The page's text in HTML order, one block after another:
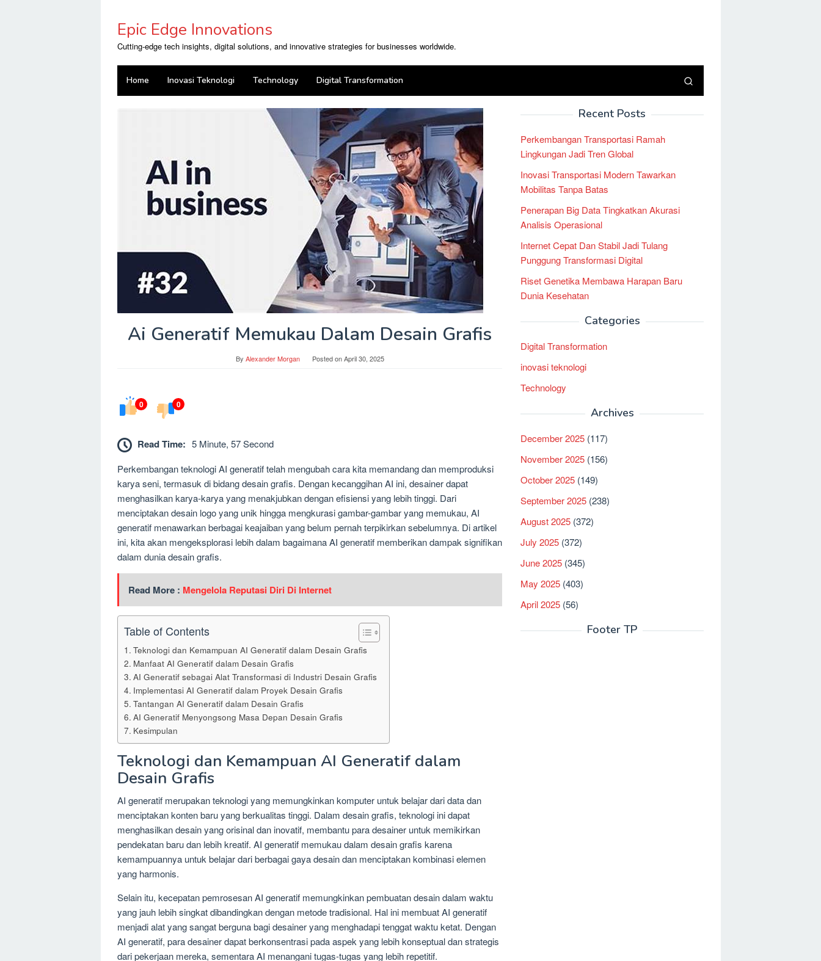
contentEpic Edge Innovations
Cutting-edge tech insights, digital solutions, and innovative strategies for businesses worldwide.
Home Inovasi Teknologi Technology Digital Transformation
Ai Generatif Memukau Dalam Desain Grafis
By Alexander Morgan Posted onApril 30, 2025
0 0
Read Time: 5 Minute, 57 Second
Perkembangan teknologi AI generatif telah mengubah cara kita memandang dan memproduksi
karya seni, termasuk di bidang desain grafis. Dengan kecanggihan AI ini, desainer dapat
menghasilkan karya-karya yang menakjubkan dengan efisiensi yang lebih tinggi. Dari
menciptakan desain logo yang unik hingga mengkurasi gambar-gambar yang memukau, AI
generatif menawarkan berbagai keajaiban yang belum pernah terpikirkan sebelumnya. Di artikel
ini, kita akan mengeksplorasi lebih dalam bagaimana AI generatif memberikan dampak signifikan
dalam dunia desain grafis.
Read More : Mengelola Reputasi Diri Di Internet
Table of Contents
Teknologi dan Kemampuan AI Generatif dalam Desain Grafis
Manfaat AI Generatif dalam Desain Grafis
AI Generatif sebagai Alat Transformasi di Industri Desain Grafis
Implementasi AI Generatif dalam Proyek Desain Grafis
Tantangan AI Generatif dalam Desain Grafis
AI Generatif Menyongsong Masa Depan Desain Grafis
Kesimpulan
Teknologi dan Kemampuan AI Generatif dalam
Desain Grafis
AI generatif merupakan teknologi yang memungkinkan komputer untuk belajar dari data dan
menciptakan konten baru yang berkualitas tinggi. Dalam desain grafis, teknologi ini dapat
menghasilkan desain yang orisinal dan inovatif, membantu para desainer untuk memikirkan
pendekatan baru dan lebih kreatif. AI generatif memukau dalam desain grafis karena
kemampuannya untuk belajar dari berbagai gaya desain dan menciptakan kombinasi elemen
yang harmonis.
Selain itu, kecepatan pemrosesan AI generatif memungkinkan pembuatan desain dalam waktu
yang jauh lebih singkat dibandingkan dengan metode tradisional. Hal ini membuat AI generatif
menjadi alat yang sangat berguna bagi desainer yang menghadapi tenggat waktu ketat. Dengan
AI generatif, para desainer dapat berkonsentrasi pada aspek yang lebih konseptual dan strategis
dari pekerjaan mereka, sementara AI menangani tugas-tugas yang lebih repetitif.
Recent Posts
Perkembangan Transportasi Ramah
Lingkungan Jadi Tren Global
Inovasi Transportasi Modern Tawarkan
Mobilitas Tanpa Batas
Penerapan Big Data Tingkatkan Akurasi
Analisis Operasional
Internet Cepat Dan Stabil Jadi Tulang
Punggung Transformasi Digital
Riset Genetika Membawa Harapan Baru
Dunia Kesehatan
Categories
Digital Transformation
inovasi teknologi
Technology
Archives
December 2025 (117)
November 2025 (156)
October 2025 (149)
September 2025 (238)
August 2025 (372)
July 2025 (372)
June 2025 (345)
May 2025 (403)
April 2025 (56)
Footer TP